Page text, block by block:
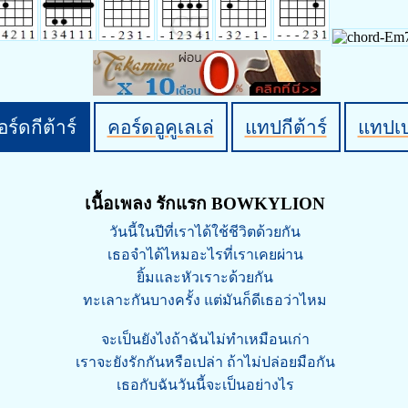
ร์ดกีต้าร์ คอร์ดอูคูเลเล่ แทปกีต้าร์ แทปเ
เนื้อเพลง รักแรก BOWKYLION
วันนี้ในปีที่เราได้ใช้ชีวิตด้วยกัน
เธอจำได้ไหมอะไรที่เราเคยผ่าน
ยิ้มและหัวเราะด้วยกัน
ทะเลาะกันบางครั้ง แต่มันก็ดีเธอว่าไหม
จะเป็นยังไงถ้าฉันไม่ทำเหมือนเก่า
เราจะยังรักกันหรือเปล่า ถ้าไม่ปล่อยมือกัน
เธอกับฉันวันนี้จะเป็นอย่างไร